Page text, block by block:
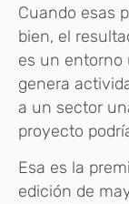
Cuando esas
bien, el
es un entorno
genera
a un sector
proyecto
Esa es la
edición de